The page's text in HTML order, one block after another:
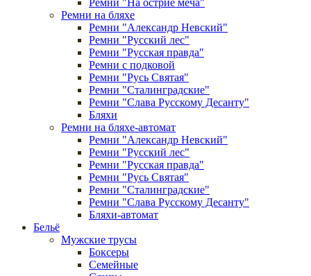
Ремни "На острие меча"
Ремни на бляхе
Ремни "Александр Невский"
Ремни "Русский лес"
Ремни "Русская правда"
Ремни с подковой
Ремни "Русь Святая"
Ремни "Сталинградские"
Ремни "Слава Русскому Десанту"
Бляхи
Ремни на бляхе-автомат
Ремни "Александр Невский"
Ремни "Русский лес"
Ремни "Русская правда"
Ремни "Русь Святая"
Ремни "Сталинградские"
Ремни "Слава Русскому Десанту"
Бляхи-автомат
Бельё
Мужские трусы
Боксеры
Семейные